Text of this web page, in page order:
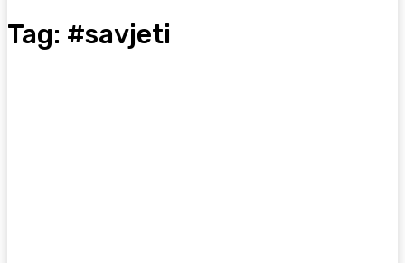
Tag: #savjeti